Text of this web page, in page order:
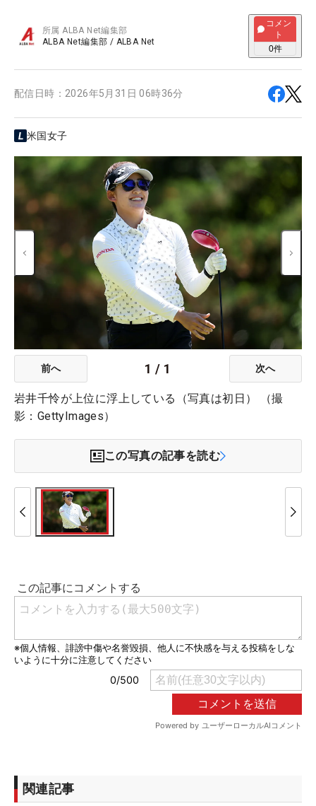
所属ALBA Net編集部
ALBA Net編集部 / ALBA Net
コメン
ト
0件
配信日時： 2026年5月31日 06時36分
米国女子
前へ 1 / 1 次へ
岩井千怜が上位に浮上している（写真は初日） （撮
影：GettyImages）
この写真の記事を読む
関連記事